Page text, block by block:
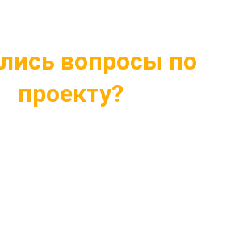
вопросы по
проекту?